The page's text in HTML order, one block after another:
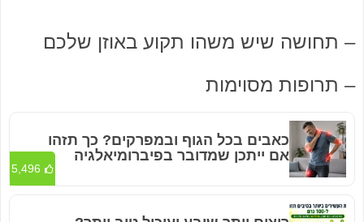
– תחושה שיש משהו תקוע באוזן שלכם
– תרופות מסוימות
כאבים בכל הגוף ובמפרקים? כך תזהו
אם ייתכן שמדובר בפיברומיאלגיה
5,496